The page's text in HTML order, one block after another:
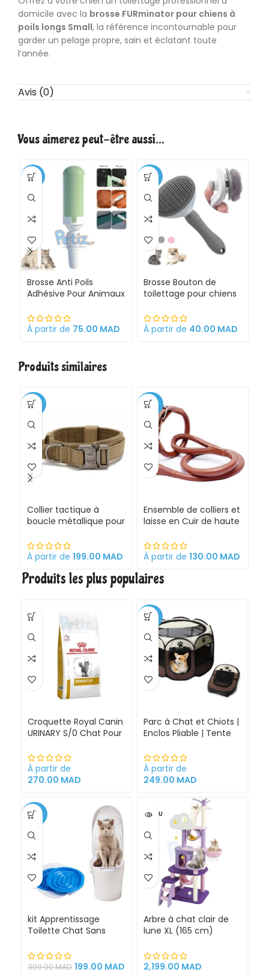
domicile avec la brosse FURminator pour chiens à
poils longs Small, la référence incontournable pour
garder un pelage propre, sain et éclatant toute
l’année.
Avis (0)
Vous aimerez peut-être aussi…
-17%
Brosse Anti Poils
Adhésive Pour Animaux
À partir de 75.00 MAD
-38%
Brosse Bouton de
toilettage pour chiens
À partir de 40.00 MAD
Produits similaires
-35%
Collier tactique à
boucle métallique pour
À partir de 199.00 MAD
-20%
Ensemble de colliers et
laisse en Cuir de haute
À partir de 130.00 MAD
Produits les plus populaires
Croquette Royal Canin
URINARY S/0 Chat Pour
Cystite régime
médicalisé
À partir de
270.00 MAD
-30%
Parc à Chat et Chiots |
Enclos Pliable | Tente
et extérieur
À partir de
249.00 MAD
-34%
kit Apprentissage
Toilette Chat Sans
300.00MAD 199.00 MAD
VENDU
Arbre à chat clair de
lune XL (165 cm)
chat griffoirs
2,199.00 MAD